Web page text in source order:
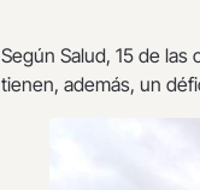
Según Salud, 15 de las
tienen, además, un